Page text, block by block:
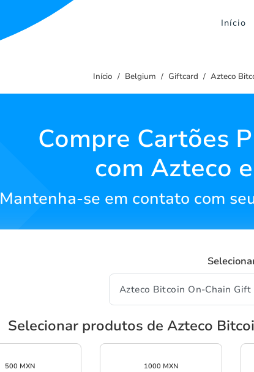
Início
Início Belgium Giftcard Azteco
Compre Cartões
com Azteco
Mantenha-se em contato com
Selecionar produtos de Azteco
500 MXN 1000 MXN